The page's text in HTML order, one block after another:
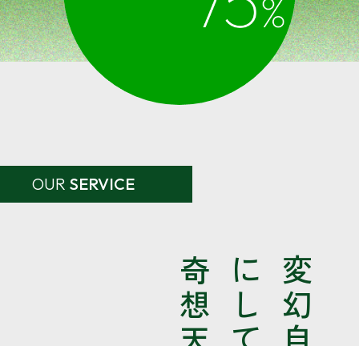
OUR SERVICE